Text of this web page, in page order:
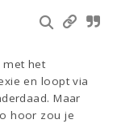
met het
en loopt via
Maar
hoor zou je